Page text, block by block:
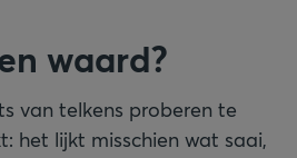
waard?
van telkens proberen te
het lijkt misschien wat saai,